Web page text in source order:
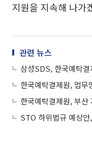
지원을 지속해 나가
관련 뉴스
한국예탁결제원, 업